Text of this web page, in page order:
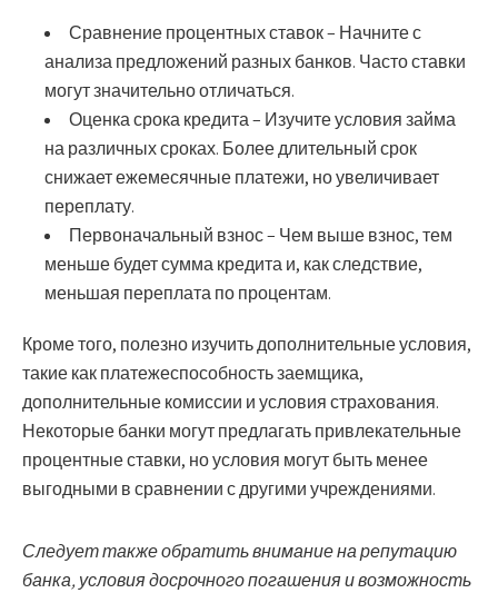
Сравнение процентных ставок– Начните с
анализа предложений разных банков. Часто ставки
могут значительно отличаться.
Оценка срока кредита– Изучите условия займа
на различных сроках. Более длительный срок
снижает ежемесячные платежи, но увеличивает
переплату.
Первоначальный взнос– Чем выше взнос, тем
меньше будет сумма кредита и, как следствие,
меньшая переплата по процентам.
Кроме того, полезно изучить дополнительные условия,
такие какплатежеспособность заемщика,
дополнительные комиссии иусловия страхования.
Некоторые банки могут предлагать привлекательные
процентные ставки, но условия могут быть менее
выгодными в сравнении с другими учреждениями.
Следует также обратить внимание на репутацию
банка, условия досрочного погашения и возможность